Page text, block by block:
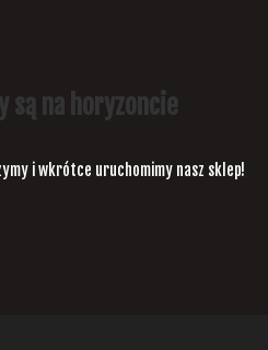
są na horyzoncie
i wkrótce uruchomimy nasz sklep!